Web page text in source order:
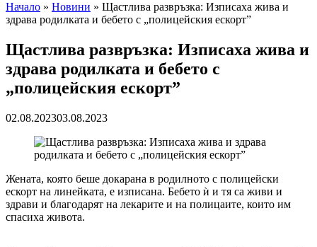
Начало » Новини » Щастлива развръзка: Изписаха жива и
здрава родилката и бебето с „полицейския ескорт”
Щастлива развръзка: Изписаха жива и
здрава родилката и бебето с
„полицейския ескорт”
02.08.202303.08.2023
Жената, която беше докарана в родилното с полицейски
ескорт на линейката, е изписана. Бебето ѝ и тя са живи и
здрави и благодарят на лекарите и на полицаите, които им
спасиха живота.